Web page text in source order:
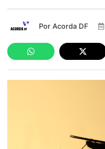
Por Acorda DF